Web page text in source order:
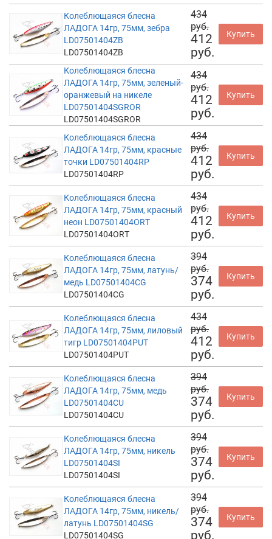
Колеблющаяся блесна
ЛАДОГА 14гр, 75мм, зебра
LD07501404ZB
LD07501404ZB
434
руб.
412
руб.
Купить
Колеблющаяся блесна
ЛАДОГА 14гр, 75мм, зеленый-
оранжевый на никеле
LD07501404SGROR
LD07501404SGROR
434
руб.
412
руб.
Купить
Колеблющаяся блесна
ЛАДОГА 14гр, 75мм, красные
точки LD07501404RP
LD07501404RP
434
руб.
412
руб.
Купить
Колеблющаяся блесна
ЛАДОГА 14гр, 75мм, красный
неон LD07501404ORT
LD07501404ORT
434
руб.
412
руб.
Купить
Колеблющаяся блесна
ЛАДОГА 14гр, 75мм, латунь/
медь LD07501404CG
LD07501404CG
394
руб.
374
руб.
Купить
Колеблющаяся блесна
ЛАДОГА 14гр, 75мм, лиловый
тигр LD07501404PUT
LD07501404PUT
434
руб.
412
руб.
Купить
Колеблющаяся блесна
ЛАДОГА 14гр, 75мм, медь
LD07501404CU
LD07501404CU
394
руб.
374
руб.
Купить
Колеблющаяся блесна
ЛАДОГА 14гр, 75мм, никель
LD07501404SI
LD07501404SI
394
руб.
374
руб.
Купить
Колеблющаяся блесна
ЛАДОГА 14гр, 75мм, никель/
латунь LD07501404SG
LD07501404SG
394
руб.
374
руб.
Купить